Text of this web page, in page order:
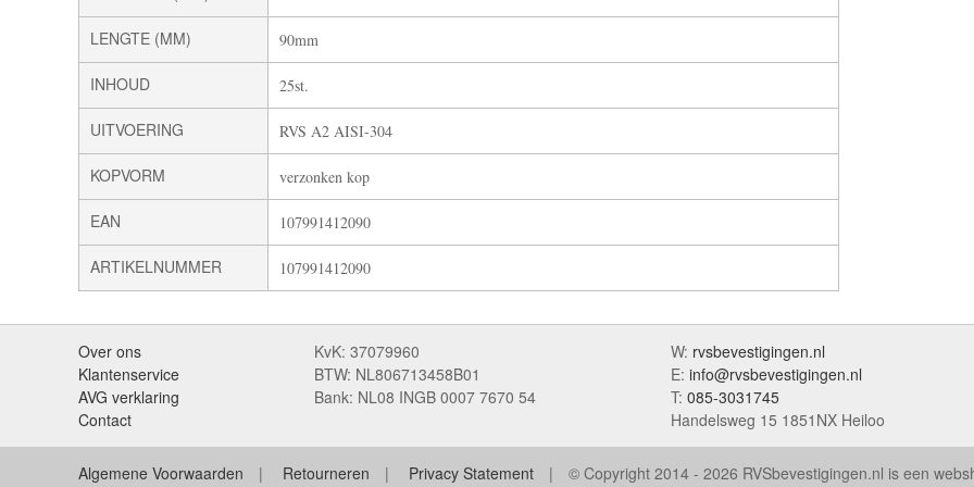
LENGTE (MM) 90mm
INHOUD 25st.
UITVOERING RVS A2 AISI-304
KOPVORM verzonken kop
EAN 107991412090
ARTIKELNUMMER 107991412090
Over ons
Klantenservice
AVG verklaring
Contact
KvK: 37079960
BTW: NL806713458B01
Bank: NL08 INGB 0007 7670 54
W: rvsbevestigingen.nl
E: info@rvsbevestigingen.nl
T: 085-3031745
Handelsweg 15 1851NX Heiloo
Algemene Voorwaarden Retourneren Privacy Statement © Copyright 2014 - 2026 RVSbevestigingen.nl is een